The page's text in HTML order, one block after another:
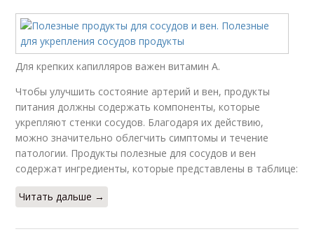
Для крепких капилляров важен витамин А.
Чтобы улучшить состояние артерий и вен, продукты
питания должны содержать компоненты, которые
укрепляют стенки сосудов. Благодаря их действию,
можно значительно облегчить симптомы и течение
патологии. Продукты полезные для сосудов и вен
содержат ингредиенты, которые представлены в таблице:
Читать дальше →